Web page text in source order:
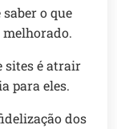
o que
sites é atrair
para eles.
dos